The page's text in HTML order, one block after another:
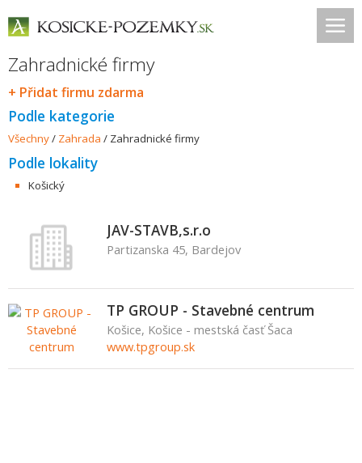
Zahradnické firmy
+ Přidat firmu zdarma
Podle kategorie
Všechny/ Zahrada / Zahradnické firmy
Podle lokality
Košický
JAV-STAVB,s.r.o
Partizanska 45, Bardejov
TP GROUP - Stavebné centrum
Košice, Košice - mestská časť Šaca
www.tpgroup.sk